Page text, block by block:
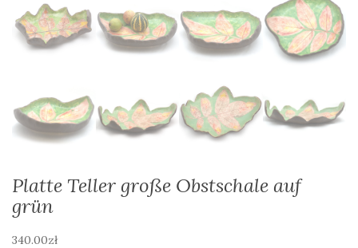
Platte Teller große Obstschale auf
grün
340.00zł